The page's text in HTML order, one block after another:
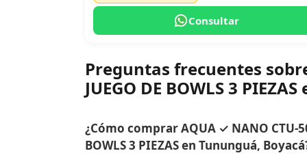
Consultar
Preguntas frecuentes sobre
JUEGO DE BOWLS 3
¿Cómo comprar AQUA ✓ NANO CTU-
BOWLS 3 PIEZAS en Tununguá,